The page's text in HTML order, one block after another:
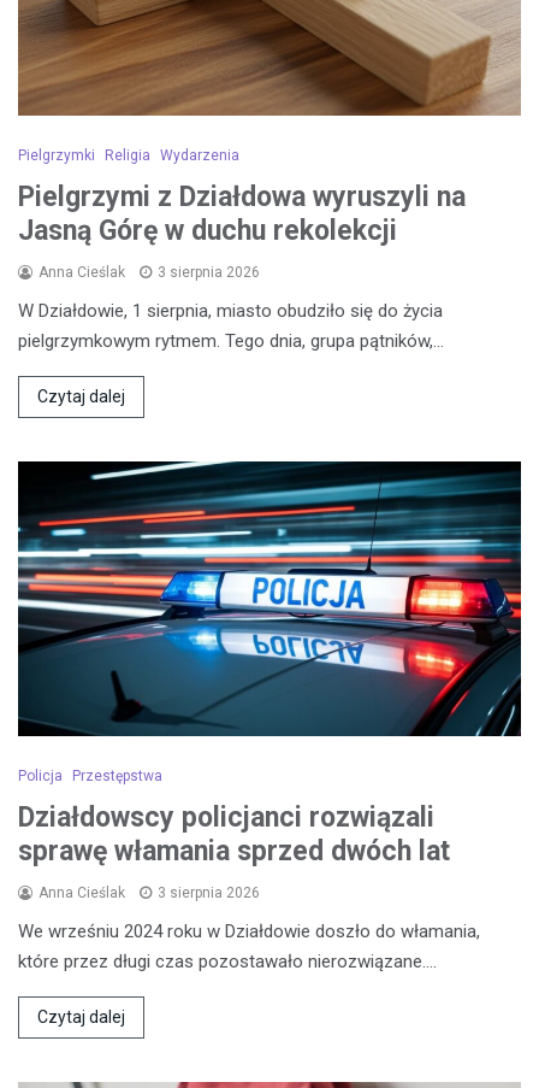
Pielgrzymki Religia Wydarzenia
Pielgrzymi z Działdowa wyruszyli na
Jasną Górę w duchu rekolekcji
Anna Cieślak 3 sierpnia 2026
W Działdowie, 1 sierpnia, miasto obudziło się do życia
pielgrzymkowym rytmem. Tego dnia, grupa pątników,…
Czytaj dalej
Policja Przestępstwa
Działdowscy policjanci rozwiązali
sprawę włamania sprzed dwóch lat
Anna Cieślak 3 sierpnia 2026
We wrześniu 2024 roku w Działdowie doszło do włamania,
które przez długi czas pozostawało nierozwiązane.…
Czytaj dalej